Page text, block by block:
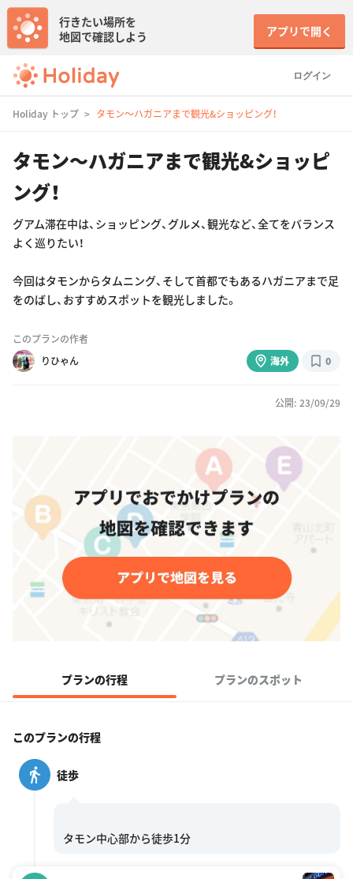
ログイン
行きたい場所を
地図で確認しよう
アプリで開く
Holiday トップ タモン〜ハガニアまで観光&ショッピング！
タモン〜ハガニアまで観光&ショッピ
ング！
グアム滞在中は、ショッピング、グルメ、観光など、全てをバランス
よく巡りたい！
今回はタモンからタムニング、そして首都でもあるハガニアまで足
をのばし、おすすめスポットを観光しました。
このプランの作者
りひゃん
海外 0
公開: 23/09/29
プランの行程 プランのスポット
このプランの行程
徒歩